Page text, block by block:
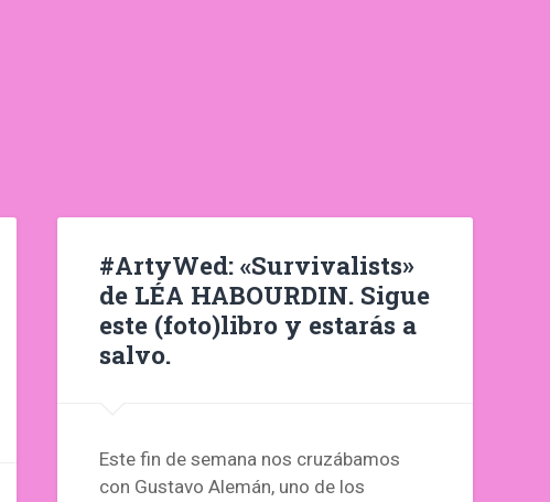
#ArtyWed: «Survivalists»
de LÉA HABOURDIN. Sigue
este (foto)libro y estarás a
salvo.
Este fin de semana nos cruzábamos
con Gustavo Alemán, uno de los